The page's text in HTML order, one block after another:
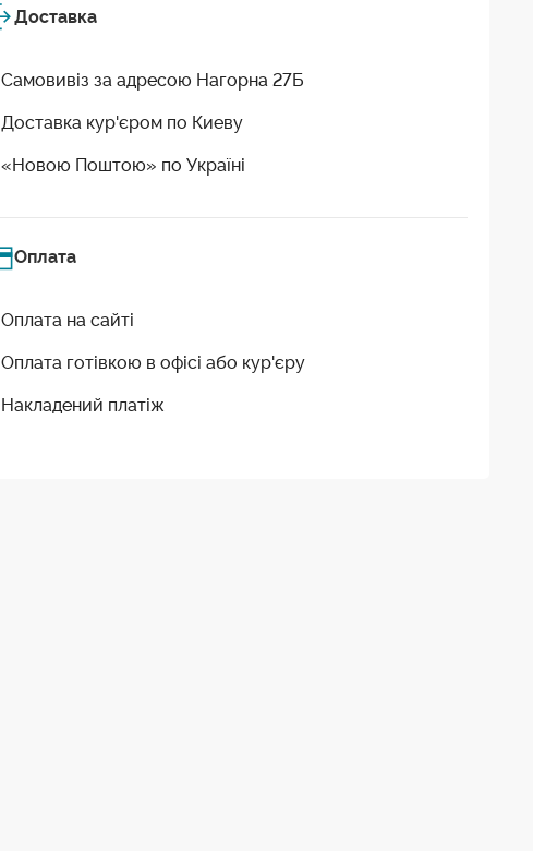
Доставка
Самовивіз за адресою Нагорна 27Б
Доставка кур'єром по Киеву
«Новою Поштою» по Україні
Оплата
Оплата на сайті
Оплата готівкою в офісі або кур'єру
Накладений платіж